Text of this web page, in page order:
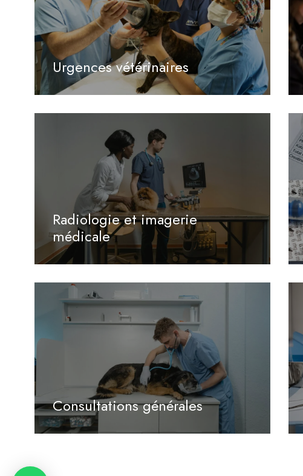
Urgences vétérinaires
Radiologie et imagerie
médicale
Consultations générales